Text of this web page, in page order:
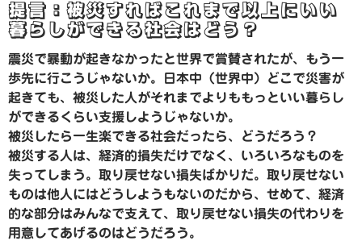
提言：被災すればこれまで以上にいい
暮らしができる社会はどう？
震災で暴動が起きなかったと世界で賞賛されたが、もう一
歩先に行こうじゃないか。日本中（世界中）どこで災害が
起きても、被災した人がそれまでよりももっといい暮らし
ができるくらい支援しようじゃないか。
被災したら一生楽できる社会だったら、どうだろう？
被災する人は、経済的損失だけでなく、いろいろなものを
失ってしまう。取り戻せない損失ばかりだ。取り戻せない
ものは他人にはどうしようもないのだから、せめて、経済
的な部分はみんなで支えて、取り戻せない損失の代わりを
用意してあげるのはどうだろう。